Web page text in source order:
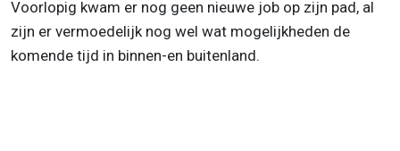
Voorlopig kwam er nog geen nieuwe job op zijn pad, al
zijn er vermoedelijk nog wel wat mogelijkheden de
komende tijd in binnen-en buitenland.